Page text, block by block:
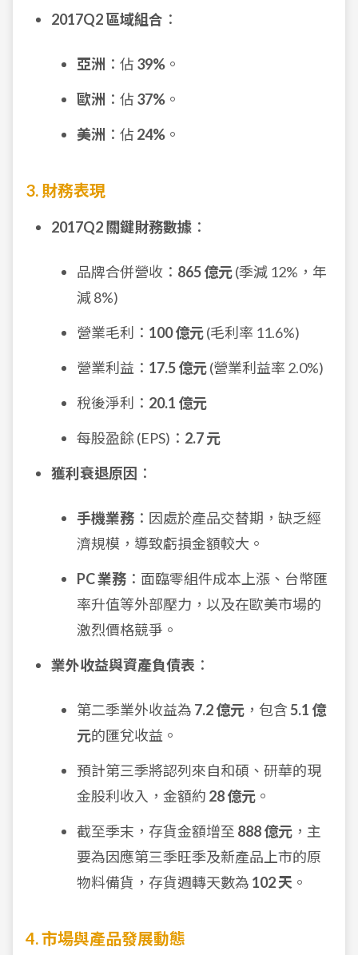
2017Q2 區域組合 ：
亞洲 ：佔 39% 。
歐洲 ：佔 37% 。
美洲 ：佔 24% 。
3. 財務表現
2017Q2 關鍵財務數據 ：
品牌合併營收： 865 億元(季減 12%，年
減 8%)
營業毛利： 100 億元(毛利率 11.6%)
營業利益： 17.5 億元(營業利益率 2.0%)
稅後淨利： 20.1 億元
每股盈餘 (EPS)： 2.7 元
獲利衰退原因 ：
手機業務 ：因處於產品交替期，缺乏經
濟規模，導致虧損金額較大。
PC 業務 ：面臨零組件成本上漲、台幣匯
率升值等外部壓力，以及在歐美市場的
激烈價格競爭。
業外收益與資產負債表 ：
第二季業外收益為 7.2 億元 ，包含5.1 億
元的匯兌收益。
預計第三季將認列來自和碩、研華的現
金股利收入，金額約 28 億元 。
截至季末，存貨金額增至 888 億元 ，主
要為因應第三季旺季及新產品上市的原
物料備貨，存貨週轉天數為 102 天 。
4. 市場與產品發展動態